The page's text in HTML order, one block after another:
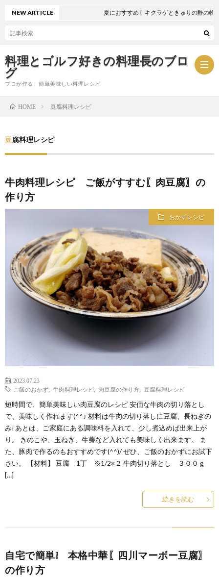
料理とゴルフ好きの料理長のブロ
グ
プロが作る、簡単美味しい料理レシピ
わ
バ
ー
NEW ARTICLE 夏におすすめ〖キクラゲときゅりの酢の物〗
HOME 豆腐料理レシピ
豆腐料理レシピ
牛肉料理レシピ ご飯がすすむ〖肉豆腐〗の
作り方
おかずレシピ
2023.07.23
ご飯のおかず
牛肉料理レシピ 肉豆腐の作り方 豆腐料理レシピ
短時間で、簡単美味しい肉豆腐のレシピ 安価な牛肉の切り落とし
で、美味しく作れます(^^♪ 材料は牛肉の切り落しに豆腐、長ねぎの
み❕ あとは、ご家庭にある調味料を入れて、少し煮込めば出来上が
り。 きのこや、玉ねぎ、牛蒡など入れても美味しく出来ます。 ま
た、豚肉で作るのもおすすめです(^^)/ ぜひ、ご飯のおかずにお試下
さい。 【材料】 豆腐 1丁 ※1/2×２ 牛肉切り落とし ３００ｇ
[…]
続きを読む
自宅で簡単❕ 本格中華〖四川マーボー豆腐〗
の作り方